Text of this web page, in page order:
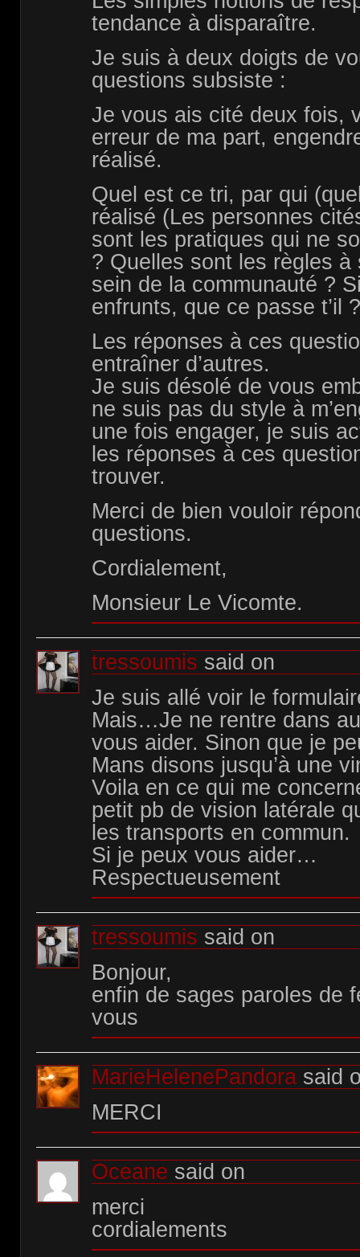
tendance à disparaître.
Je suis à deux doigts de
questions subsiste :
Je vous ais cité deux fois,
erreur de ma part,
réalisé.
Quel est ce tri, par qui
réalisé (Les personnes
sont les pratiques qui ne
? Quelles sont les règles
sein de la communauté ?
enfrunts, que ce passe t’il ?
Les réponses à ces
entraîner d’autres.
Je suis désolé de vous
ne suis pas du style à
une fois engager, je suis
les réponses à ces
trouver.
Merci de bien vouloir
questions.
Cordialement,
Monsieur Le Vicomte.
tressoumis said on
Je suis allé voir le
Mais…Je ne rentre dans
vous aider. Sinon que je
Mans disons jusqu’à une
Voila en ce qui me
petit pb de vision latérale
les transports en commun.
Si je peux vous aider…
Respectueusement
tressoumis said on
Bonjour,
enfin de sages paroles de
vous
MarieHelenePandorasaid
MERCI
Oceane said on
merci
cordialements